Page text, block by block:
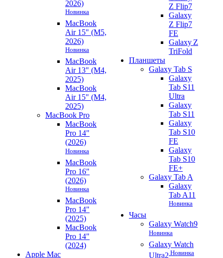
2026)
Новинка
MacBook
Air 15" (M5,
2026)
Новинка
MacBook
Air 13" (M4,
2025)
MacBook
Air 15" (M4,
2025)
MacBook Pro
MacBook
Pro 14"
(2026)
Новинка
MacBook
Pro 16"
(2026)
Новинка
MacBook
Pro 14"
(2025)
MacBook
Pro 14"
(2024)
Apple Mac
Z Flip7
Galaxy
Z Flip7
FE
Galaxy Z
TriFold
Планшеты
Galaxy Tab S
Galaxy
Tab S11
Ultra
Galaxy
Tab S11
Galaxy
Tab S10
FE
Galaxy
Tab S10
FE+
Galaxy Tab A
Galaxy
Tab A11
Новинка
Часы
Galaxy Watch9
Новинка
Galaxy Watch
Ultra2 Новинка